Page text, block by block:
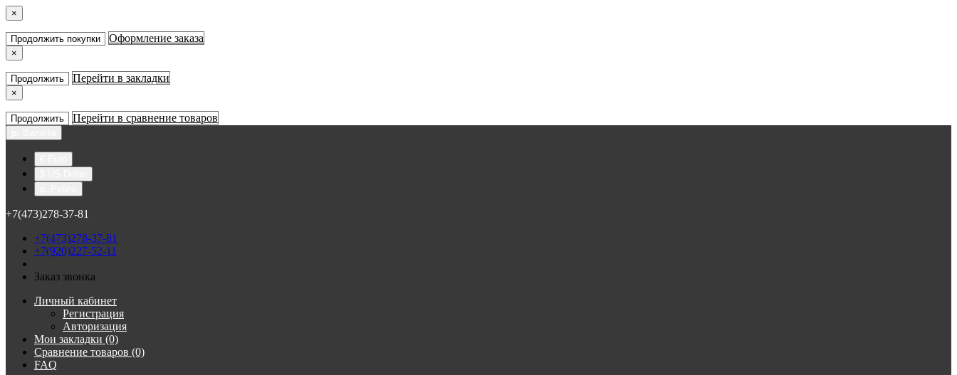
×
Продолжить покупки Оформление заказа
×
Продолжить Перейти в закладки
×
Продолжить Перейти в сравнение товаров
+7(473)278-37-81
+7(473)278-37-81
+7(920)227-52-11
Заказ звонка
Личный кабинет
Регистрация
Авторизация
Мои закладки (0)
Сравнение товаров (0)
FAQ